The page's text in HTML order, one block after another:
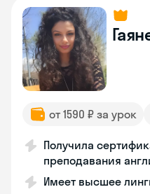
от 1590 ₽ за урок
Получила
преподавания
Имеет высшее